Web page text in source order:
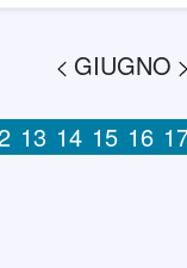
GIUGNO
13 14 15 16